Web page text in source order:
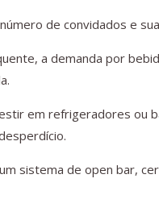
de convidados e
a demanda por
em refrigeradores ou
sistema de open bar,